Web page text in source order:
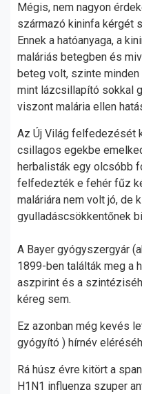
Mégis, nem nagyon
származó kininfa kérgét
Ennek a hatóanyaga, a
maláriás betegben és
beteg volt, szinte
mint lázcsillapító sokkal
viszont malária ellen
Az Új Világ felfedezését
csillagos egekbe
herbalisták egy olcsóbb
felfedezték e fehér fűz
maláriára nem volt jó, de
gyulladáscsökkentőnek
A Bayer gyógyszergyár
1899-ben találták meg a
aszpirint és a
kéreg sem.
Ez azonban még kevés
gyógyító ) hírnév
Rá húsz évre kitört a
H1N1 influenza szuper